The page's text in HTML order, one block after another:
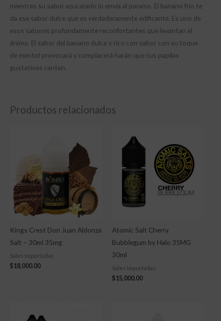
mientras su sabor azucarado lo envía al paraíso. El banano frío te
da ese sabor dulce que es verdaderamente edificante. Es uno de
esos sabores profundamente reconfortantes que levantan el
ánimo. El sabor del banano dulce y rico con sabor con su toque
de mentol provocará y complacerá harán que tus papilas
gustativas canten.
Productos relacionados
Kings Crest Don Juan Aldonza
Salt – 30ml 35mg
Sales Importadas
$18,000.00
Atomic Salt Cherry
Bubblegum by Halo 35MG
30ml
Sales Importadas
$15,000.00